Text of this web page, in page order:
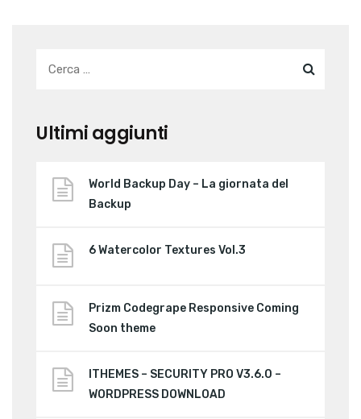
Ultimi aggiunti
World Backup Day – La giornata del
Backup
6 Watercolor Textures Vol.3
Prizm Codegrape Responsive Coming
Soon theme
ITHEMES – SECURITY PRO V3.6.0 –
WORDPRESS DOWNLOAD